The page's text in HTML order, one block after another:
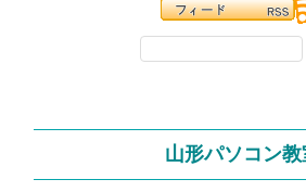
山形パソコン教